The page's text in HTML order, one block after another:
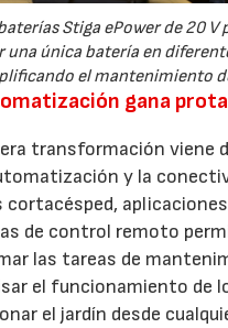
Stiga ePower de 20 V
una única batería en
el mantenimiento
gana
transformación viene
y la
cortacésped,
de control remoto
las tareas de
el funcionamiento de
el jardín desde